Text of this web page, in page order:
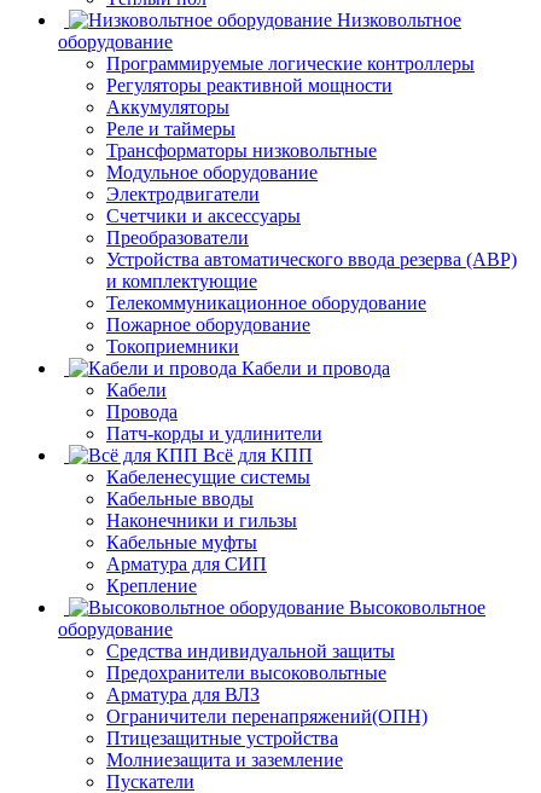
Низковольтное
оборудование
Программируемые логические контроллеры
Регуляторы реактивной мощности
Аккумуляторы
Реле и таймеры
Трансформаторы низковольтные
Модульное оборудование
Электродвигатели
Счетчики и аксессуары
Преобразователи
Устройства автоматического ввода резерва (АВР)
и комплектующие
Телекоммуникационное оборудование
Пожарное оборудование
Токоприемники
Кабели и провода
Кабели
Провода
Патч-корды и удлинители
Всё для КПП
Кабеленесущие системы
Кабельные вводы
Наконечники и гильзы
Кабельные муфты
Арматура для СИП
Крепление
Высоковольтное
оборудование
Средства индивидуальной защиты
Предохранители высоковольтные
Арматура для ВЛЗ
Ограничители перенапряжений(ОПН)
Птицезащитные устройства
Молниезащита и заземление
Пускатели